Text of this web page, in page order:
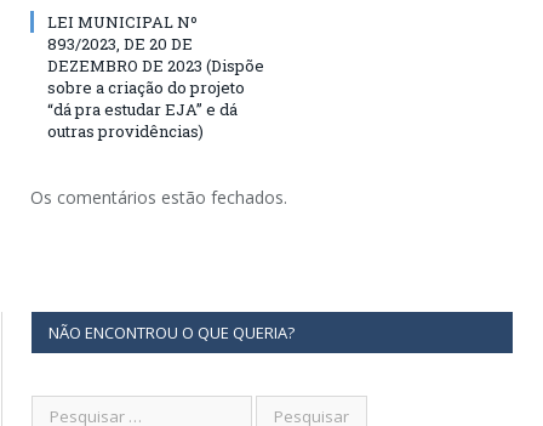
LEI MUNICIPAL Nº
893/2023, DE 20 DE
DEZEMBRO DE 2023 (Dispõe
sobre a criação do projeto
“dá pra estudar EJA” e dá
outras providências)
Os comentários estão fechados.
NÃO ENCONTROU O QUE QUERIA?